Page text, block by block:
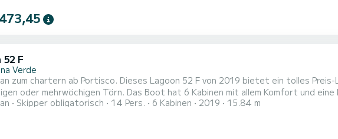
52 F
Verde
zum chartern ab Portisco. Dieses Lagoon 52 F von 2019 bietet ein tolles
oder mehrwöchigen Törn. Das Boot hat 6 Kabinen mit allem Komfort und
von 16 Metern wird es Ihr perfekter Begleiter sein, um einen einzigartigen
Skipper obligatorisch 14 Pers. 6 Kabinen 2019 15.84 m